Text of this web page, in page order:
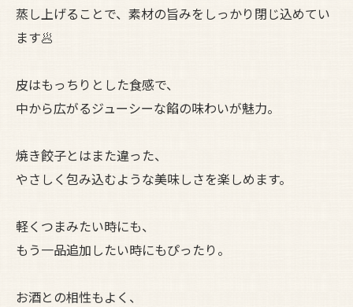
蒸し上げることで、素材の旨みをしっかり閉じ込めてい
ます🥟
皮はもっちりとした食感で、
中から広がるジューシーな餡の味わいが魅力。
焼き餃子とはまた違った、
やさしく包み込むような美味しさを楽しめます。
軽くつまみたい時にも、
もう一品追加したい時にもぴったり。
お酒との相性もよく、